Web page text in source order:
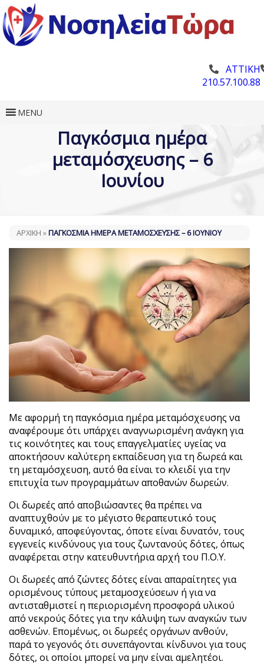
ΑΤΤΙΚΗ
210.57.100.88
MENU
Παγκόσμια ημέρα
μεταμόσχευσης – 6
Ιουνίου
ΑΡΧΙΚΗ »ΠΑΓΚΌΣΜΙΑ ΗΜΈΡΑ ΜΕΤΑΜΌΣΧΕΥΣΗΣ – 6 ΙΟΥΝΊΟΥ
Με αφορμή τη παγκόσμια ημέρα μεταμόσχευσης να
αναφέρουμε ότι υπάρχει αναγνωρισμένη ανάγκη για
τις κοινότητες και τους επαγγελματίες υγείας να
αποκτήσουν καλύτερη εκπαίδευση για τη δωρεά και
τη μεταμόσχευση, αυτό θα είναι το κλειδί για την
επιτυχία των προγραμμάτων αποθανών δωρεών.
Οι δωρεές από αποβιώσαντες θα πρέπει να
αναπτυχθούν με το μέγιστο θεραπευτικό τους
δυναμικό, αποφεύγοντας, όποτε είναι δυνατόν, τους
εγγενείς κινδύνους για τους ζωντανούς δότες, όπως
αναφέρεται στην κατευθυντήρια αρχή του Π.Ο.Υ.
Οι δωρεές από ζώντες δότες είναι απαραίτητες για
ορισμένους τύπους μεταμοσχεύσεων ή για να
αντισταθμιστεί η περιορισμένη προσφορά υλικού
από νεκρούς δότες για την κάλυψη των αναγκών των
ασθενών. Επομένως, οι δωρεές οργάνων ανθούν,
παρά το γεγονός ότι συνεπάγονται κίνδυνοι για τους
δότες, οι οποίοι μπορεί να μην είναι αμελητέοι.